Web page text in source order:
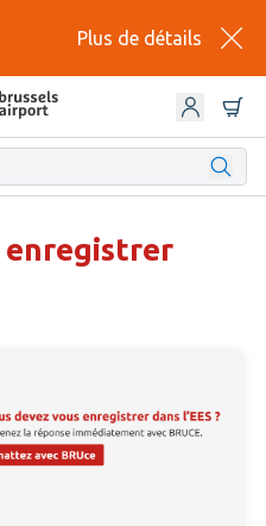
Plus de détails
enregistrer